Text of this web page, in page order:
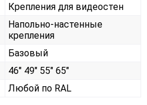
Крепления для видеостен
Напольно-настенные
крепления
Базовый
46" 49" 55" 65"
Любой по RAL